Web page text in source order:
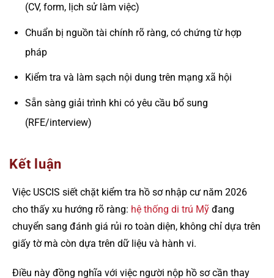
(CV, form, lịch sử làm việc)
Chuẩn bị nguồn tài chính rõ ràng, có chứng từ hợp
pháp
Kiểm tra và làm sạch nội dung trên mạng xã hội
Sẵn sàng giải trình khi có yêu cầu bổ sung
(RFE/interview)
Kết luận
Việc USCIS siết chặt kiểm tra hồ sơ nhập cư năm 2026
cho thấy xu hướng rõ ràng: hệ thống di trú Mỹ đang
chuyển sang đánh giá rủi ro toàn diện, không chỉ dựa trên
giấy tờ mà còn dựa trên dữ liệu và hành vi.
Điều này đồng nghĩa với việc người nộp hồ sơ cần thay